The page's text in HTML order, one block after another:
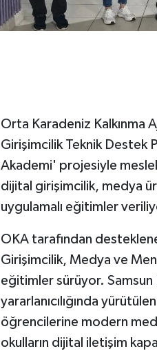
Orta Karadeniz Kalkınma
Girişimcilik Teknik Destek
Akademi' projesiyle
dijital girişimcilik, medya
uygulamalı eğitimler
OKA tarafından
Girişimcilik, Medya ve
eğitimler sürüyor. Samsun
yararlanıcılığında
öğrencilerine modern
okulların dijital iletişim